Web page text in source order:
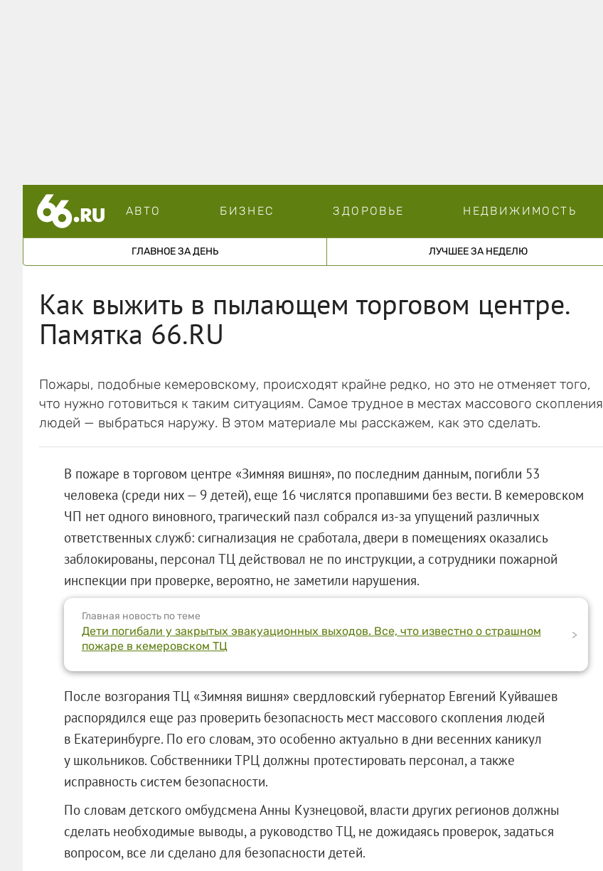
АВТО БИЗНЕС ЗДОРОВЬЕ НЕДВИЖИМОСТЬ
ГЛАВНОЕ ЗА ДЕНЬ ЛУЧШЕЕ ЗА НЕДЕЛЮ
Как выжить в пылающем торговом центре.
Памятка 66.RU
Пожары, подобные кемеровскому, происходят крайне редко, но это не отменяет того,
что нужно готовиться к таким ситуациям. Самое трудное в местах массового скопления
людей — выбраться наружу. В этом материале мы расскажем, как это сделать.
В пожаре в торговом центре «Зимняя вишня», по последним данным, погибли 53
человека (среди них — 9 детей), еще 16 числятся пропавшими без вести. В кемеровском
ЧП нет одного виновного, трагический пазл собрался из-за упущений различных
ответственных служб: сигнализация не сработала, двери в помещениях оказались
заблокированы, персонал ТЦ действовал не по инструкции, а сотрудники пожарной
инспекции при проверке, вероятно, не заметили нарушения.
Главная новость по теме
Дети погибали у закрытых эвакуационных выходов. Все, что известно о страшном
пожаре в кемеровском ТЦ
>
После возгорания ТЦ «Зимняя вишня» свердловский губернатор Евгений Куйвашев
распорядился еще раз проверить безопасность мест массового скопления людей
в Екатеринбурге. По его словам, это особенно актуально в дни весенних каникул
у школьников. Собственники ТРЦ должны протестировать персонал, а также
исправность систем безопасности.
По словам детского омбудсмена Анны Кузнецовой, власти других регионов должны
сделать необходимые выводы, а руководство ТЦ, не дожидаясь проверок, задаться
вопросом, все ли сделано для безопасности детей.